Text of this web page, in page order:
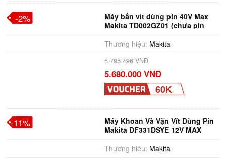
Máy bắn vít dùng pin 40V Max
Makita TD002GZ01 (chưa pin
Thương hiệu: Makita
5.795.496 VNĐ
5.680.000 VNĐ
-2%
60K
Máy Khoan Và Vặn Vít Dùng Pin
Makita DF331DSYE 12V MAX
Thương hiệu: Makita
-11%